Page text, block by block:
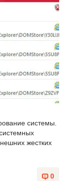
системы.
жестких
0